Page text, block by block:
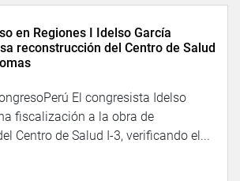
en Regiones I Idelso García
reconstrucción del Centro de Salud
El congresista Idelso
fiscalización a la obra de
Centro de Salud I-3, verificando el...